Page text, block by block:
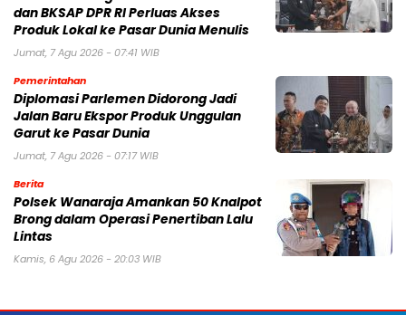
dan BKSAP DPR RI Perluas Akses
Produk Lokal ke Pasar Dunia Menulis
Jumat, 7 Agu 2026 - 07:41 WIB
Pemerintahan
Diplomasi Parlemen Didorong Jadi
Jalan Baru Ekspor Produk Unggulan
Garut ke Pasar Dunia
Jumat, 7 Agu 2026 - 07:17 WIB
Berita
Polsek Wanaraja Amankan 50 Knalpot
Brong dalam Operasi Penertiban Lalu
Lintas
Kamis, 6 Agu 2026 - 20:03 WIB